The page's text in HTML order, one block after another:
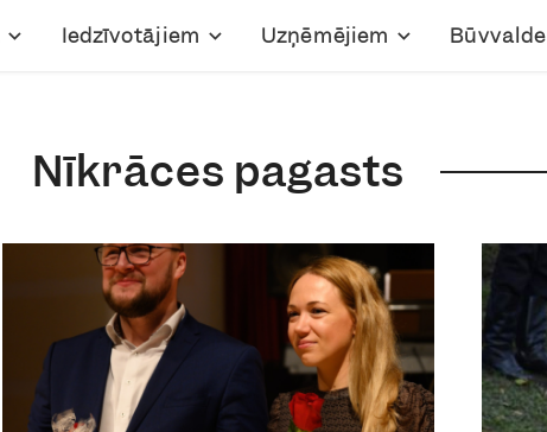
Iedzīvotājiem Uzņēmējiem Būvvalde
Nīkrāces pagasts